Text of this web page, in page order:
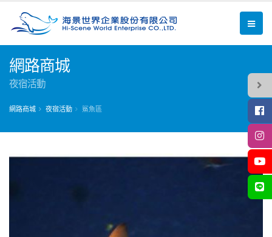
網路商城
夜宿活動
網路商城 夜宿活動 鯊魚區